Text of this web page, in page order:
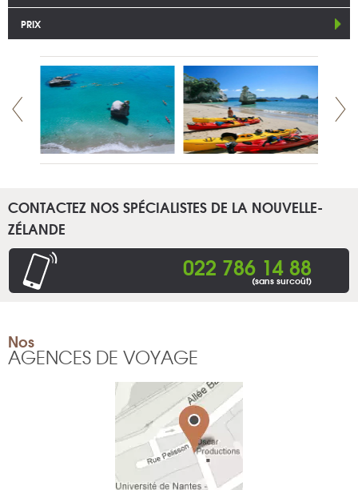
PRIX
CONTACTEZ NOS SPÉCIALISTES DE LA NOUVELLE-
ZÉLANDE
022 786 14 88
(sans surcoût)
Nos
AGENCES DE VOYAGE